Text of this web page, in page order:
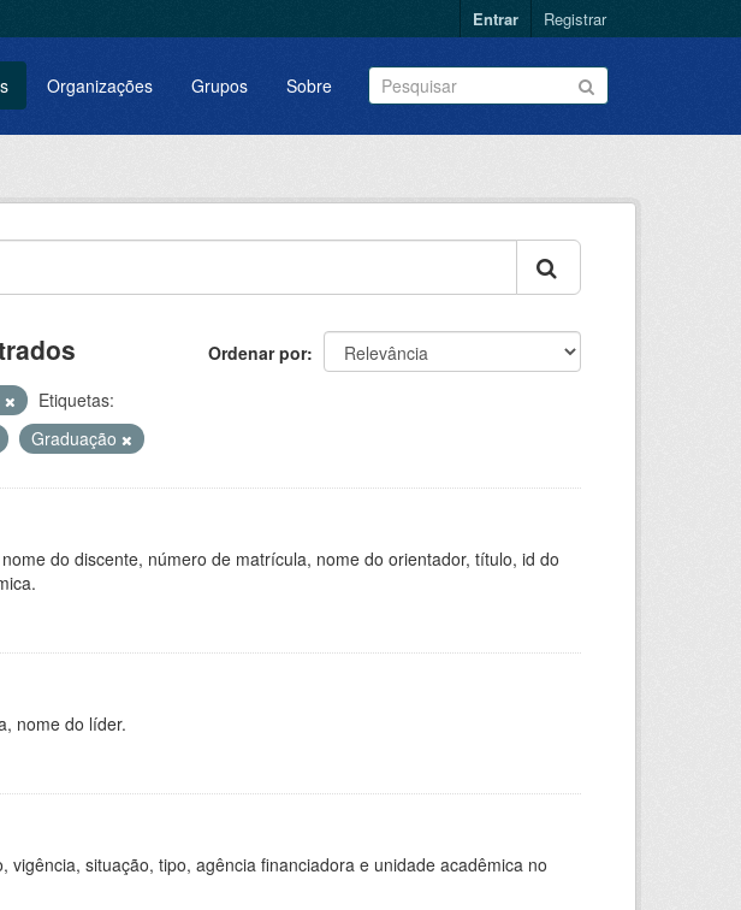
Entrar Registrar
Organizações Grupos Sobre
Ordenar por
Etiquetas:
Graduação
do discente, número de matrícula, nome do orientador, título, id do
nome do líder.
situação, tipo, agência financiadora e unidade acadêmica no